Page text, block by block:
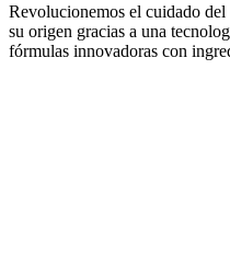
Revolucionemos el cuidado
su origen gracias a una
fórmulas innovadoras con